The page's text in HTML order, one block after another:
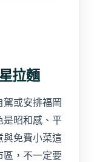
拉麵
駕或安排福岡
是昭和感、平
與免費小菜這
區，不一定要